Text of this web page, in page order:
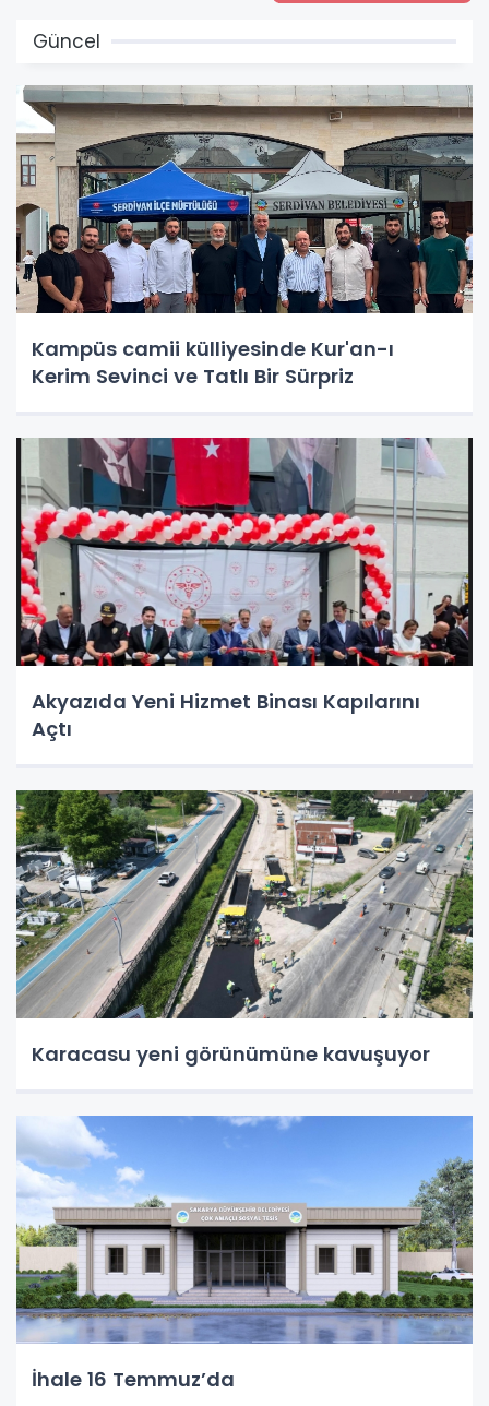
Güncel
Kampüs camii külliyesinde Kur'an-ı
Kerim Sevinci ve Tatlı Bir Sürpriz
Akyazıda Yeni Hizmet Binası Kapılarını
Açtı
Karacasu yeni görünümüne kavuşuyor
İhale 16 Temmuz’da